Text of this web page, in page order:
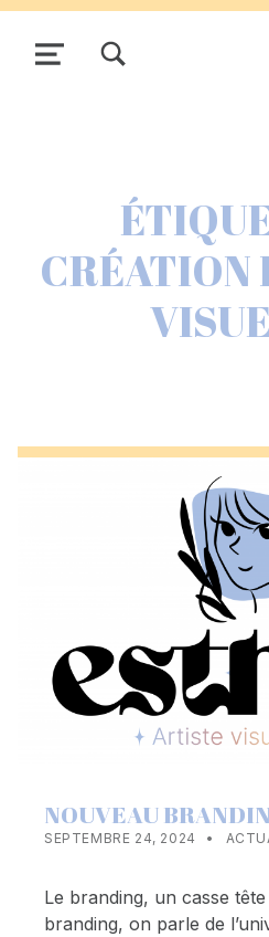
MENU
NOUVEAU
SEPTEMBRE 24, 2024 CATEGORIZED IN:
Le branding, un casse
branding, on parle de